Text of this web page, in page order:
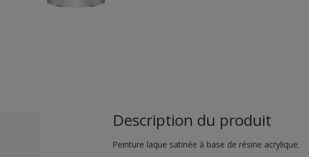
Description du produit
Peinture laque satinée à base de résine acrylique.